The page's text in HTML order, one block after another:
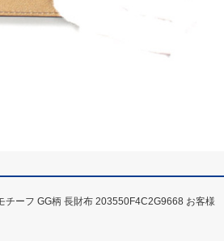
チーフ GG柄 長財布 203550F4C2G9668 お客様